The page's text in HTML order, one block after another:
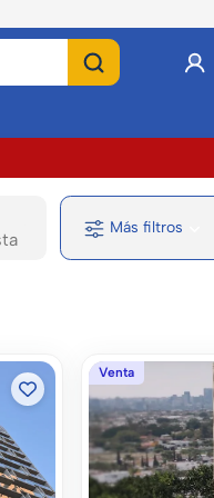
Más filtros
Venta